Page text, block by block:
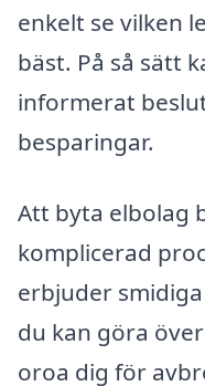
enkelt se vilken
bäst. På så sätt
informerat
besparingar.
Att byta elbolag
komplicerad
erbjuder
du kan göra
oroa dig för